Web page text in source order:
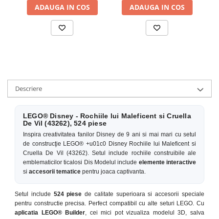
ADAUGA IN COS ADAUGA IN COS
Descriere
LEGO® Disney - Rochiile lui Maleficent si Cruella
De Vil (43262), 524 piese
Inspira creativitatea fanilor Disney de 9 ani si mai mari cu setul
de construcţie LEGO® +u01c0 Disney Rochiile lui Maleficent si
Cruella De Vil (43262). Setul include rochiile construibile ale
emblematicilor ticalosi Dis Modelul include elemente interactive
si accesorii tematice pentru joaca captivanta.
Setul include 524 piese de calitate superioara si accesorii speciale
pentru constructie precisa. Perfect compatibil cu alte seturi LEGO. Cu
aplicatia LEGO® Builder, cei mici pot vizualiza modelul 3D, salva